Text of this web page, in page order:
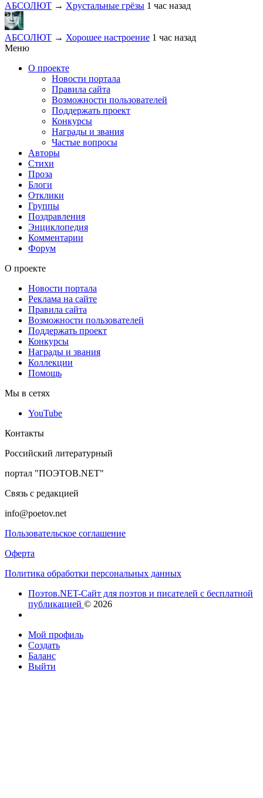
АБСОЛЮТ → Хрустальные грëзы 1 час назад
АБСОЛЮТ → Хорошее настроение 1 час назад
Меню
О проекте
Новости портала
Правила сайта
Возможности пользователей
Поддержать проект
Конкурсы
Награды и звания
Частые вопросы
Авторы
Стихи
Проза
Блоги
Отклики
Группы
Поздравления
Энциклопедия
Комментарии
Форум
О проекте
Новости портала
Реклама на сайте
Правила сайта
Возможности пользователей
Поддержать проект
Конкурсы
Награды и звания
Коллекции
Помощь
Мы в сетях
YouTube
Контакты
Российский литературный
портал "ПОЭТОВ.NET"
Связь с редакцией
info@poetov.net
Пользовательское соглашение
Оферта
Политика обработки персональных данных
Поэтов.NET-Сайт для поэтов и писателей с бесплатной
публикацией © 2026
Мой профиль
Создать
Баланс
Выйти